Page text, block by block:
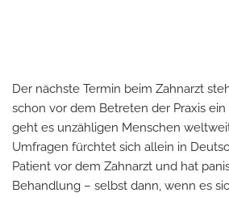
Der nächste Termin beim Zahnarzt
schon vor dem Betreten der Praxis
geht es unzähligen Menschen
Umfragen fürchtet sich allein in
Patient vor dem Zahnarzt und hat
Behandlung – selbst dann, wenn es